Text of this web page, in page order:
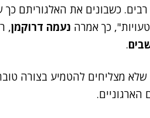
כשבונים את האלגוריתם
כך אמרה נעמה דרוקמן,
.
שלא מצליחים להטמיע בצורה